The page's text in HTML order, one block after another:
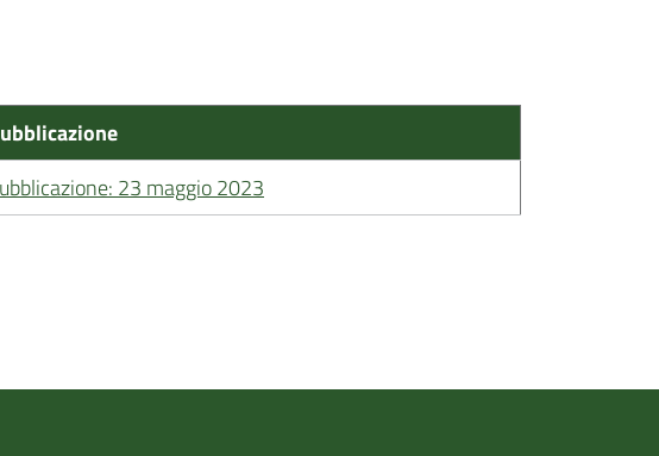
23 maggio 2023